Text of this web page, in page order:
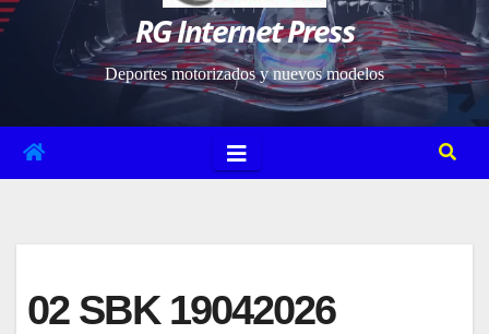
RG Internet Press
Deportes motorizados y nuevos modelos
02 SBK 19042026